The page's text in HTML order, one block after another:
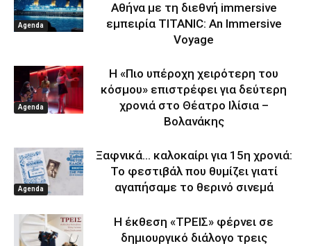
Agenda
Αθήνα με τη διεθνή immersive
εμπειρία TITANIC: An Immersive
Voyage
Agenda
Η «Πιο υπέροχη χειρότερη του
κόσμου» επιστρέφει για δεύτερη
χρονιά στο Θέατρο Ιλίσια –
Βολανάκης
Agenda
Ξαφνικά… καλοκαίρι για 15η χρονιά:
Το φεστιβάλ που θυμίζει γιατί
αγαπήσαμε το θερινό σινεμά
Η έκθεση «ΤΡΕΙΣ» φέρνει σε
δημιουργικό διάλογο τρεις